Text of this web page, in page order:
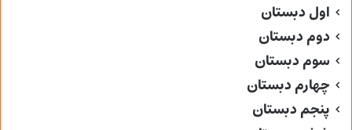
اول دبستان
دوم دبستان
سوم دبستان
چهارم دبستان
پنجم دبستان